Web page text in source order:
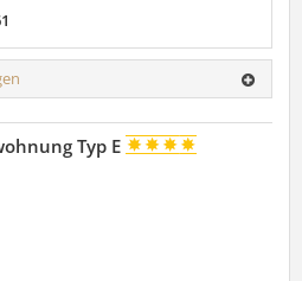
Typ E